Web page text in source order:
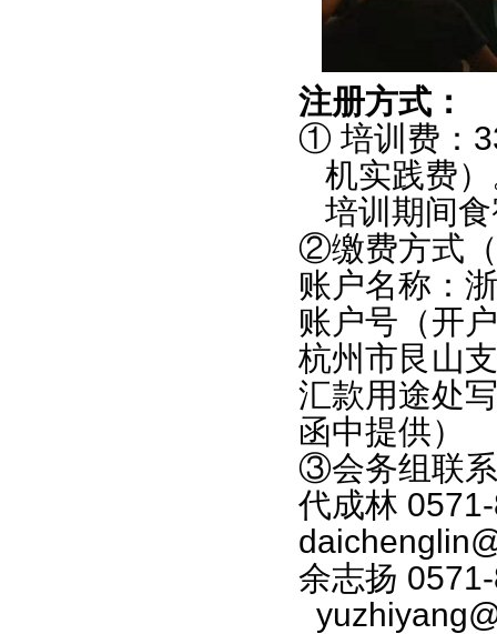
注册方式：
① 培训费：
机实践费
培训期间
②缴费方式
账户名称：
账户号（开
杭州市艮山
汇款用途处
函中提供）
③会务组联
代成林
余志扬